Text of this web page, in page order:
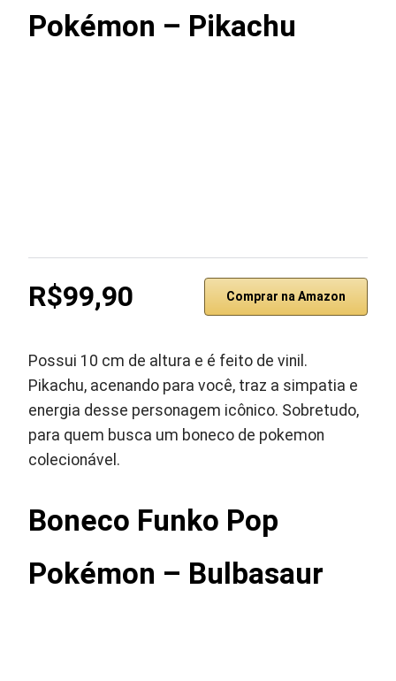
Pokémon – Pikachu
R$99,90 Comprar na Amazon
Possui 10 cm de altura e é feito de vinil.
Pikachu, acenando para você, traz a simpatia e
energia desse personagem icônico. Sobretudo,
para quem busca um boneco de pokemon
colecionável.
Boneco Funko Pop
Pokémon – Bulbasaur